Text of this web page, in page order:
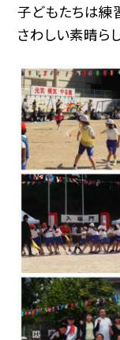
子どもたちは練
さわしい素晴ら